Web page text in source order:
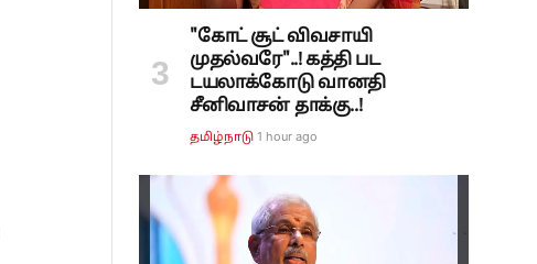
"கோட் சூட் விவசாயி
முதல்வரே"..! கத்தி பட
டயலாக்கோடு வானதி
சீனிவாசன் தாக்கு..!
தமிழ்நாடு 1 hour ago